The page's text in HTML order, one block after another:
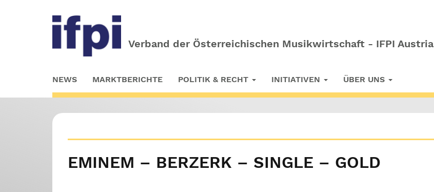
Verband der Österreichischen Musikwirtschaft - IFPI Austria
to
main
NEWS MARKTBERICHTE POLITIK & RECHT INITIATIVEN ÜBER UNS
EMINEM – BERZERK – SINGLE – GOLD